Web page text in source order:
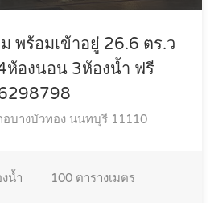
พร้อมเข้าอยู่ 26.6 ตร.ว
ห้องนอน 3ห้องน้ำ ฟรี
อบางบัวทอง นนทบุรี 11110
น้ำ 100 ตารางเมตร